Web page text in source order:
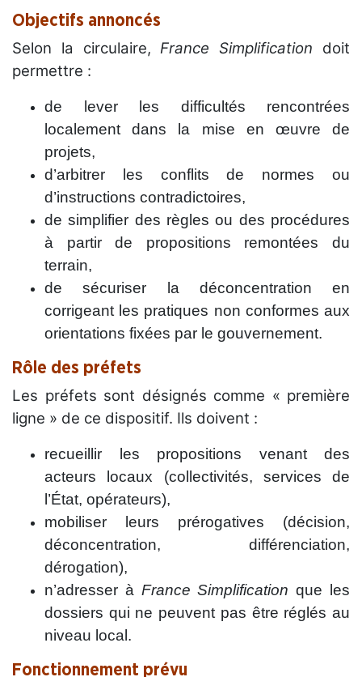
Objectifs annoncés
Selon la circulaire,France Simplification doit
permettre :
de lever les difficultés rencontrées
localement dans la mise en œuvre de
projets,
d’arbitrer les conflits de normes ou
d’instructions contradictoires,
de simplifier des règles ou des procédures
à partir de propositions remontées du
terrain,
de sécuriser la déconcentration en
corrigeant les pratiques non conformes aux
orientations fixées par le gouvernement.
Rôle des préfets
Les préfets sont désignés comme « première
ligne » de ce dispositif. Ils doivent :
recueillir les propositions venant des
acteurs locaux (collectivités, services de
l’État, opérateurs),
mobiliser leurs prérogatives (décision,
déconcentration, différenciation,
dérogation),
n’adresser à France Simplification que les
dossiers qui ne peuvent pas être réglés au
niveau local.
Fonctionnement prévu